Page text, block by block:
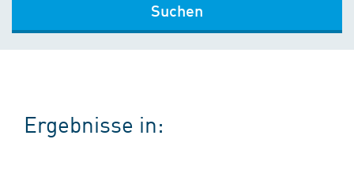
Suchen
Ergebnisse in: